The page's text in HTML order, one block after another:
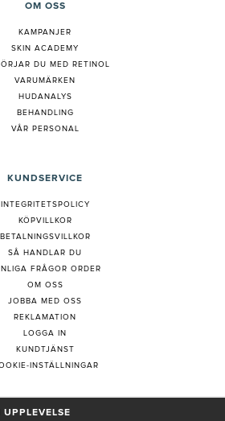
OM OSS
KAMPANJER
SKIN ACADEMY
DU MED RETINOL
VARUMÄRKEN
HUDANALYS
BEHANDLING
VÅR PERSONAL
KUNDSERVICE
INTEGRITETSPOLICY
KÖPVILLKOR
BETALNINGSVILLKOR
SÅ HANDLAR DU
FRÅGOR ORDER
OM OSS
JOBBA MED OSS
REKLAMATION
LOGGA IN
KUNDTJÄNST
INSTÄLLNINGAR
PÅ NYHETSBREV